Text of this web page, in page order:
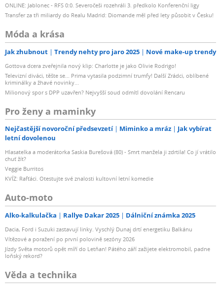
ONLINE: Jablonec - RFS 0:0. Severočeši rozehráli 3. předkolo Konferenční ligy
Transfer za tři miliardy do Realu Madrid: Diomande měl před lety působit v Česku!
Móda a krása
Jak zhubnout Trendy nehty pro jaro 2025 Nové make-up trendy
Gottova dcera zveřejnila nový klip: Charlotte je jako Olivie Rodrigo!
Televizní diváci, těšte se... Prima vytasila podzimní trumfy! Další Zrádci, oblíbené
kriminálky a žhavé novinky...
Milionový spor s DPP uzavřen? Nejvyšší soud odmítl dovolání Rencaru
Pro ženy a maminky
Nejčastější novoroční předsevzetí Miminko a mráz
Jak vybírat
letní dovolenou
Hlasatelka a moderátorka Saskia Burešová (80) - Smrt manžela ji zdrtila! Co jí vrátilo
chuť žít?
Veggie Burritos
KVÍZ: Rafťáci. Otestujte své znalosti kultovní letní komedie
Auto-moto
Alko-kalkulačka Rallye Dakar 2025 Dálniční známka 2025
Dacia, Ford i Suzuki zastavují linky. Vyschlý Dunaj drtí energetiku Balkánu
Vítězové a poražení po první polovině sezóny 2026
Jízdy Světa motorů opět míří do Letňan! Pátého září zažijete elektromobil, padne
loňský rekord?
Věda a technika